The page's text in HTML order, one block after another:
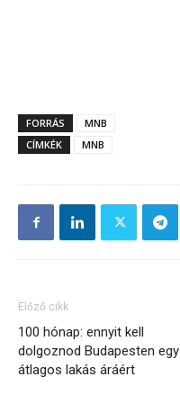
FORRÁS
MNB
CÍMKÉK
MNB
Előző cikk
100 hónap: ennyit kell
dolgoznod Budapesten egy
átlagos lakás áráért